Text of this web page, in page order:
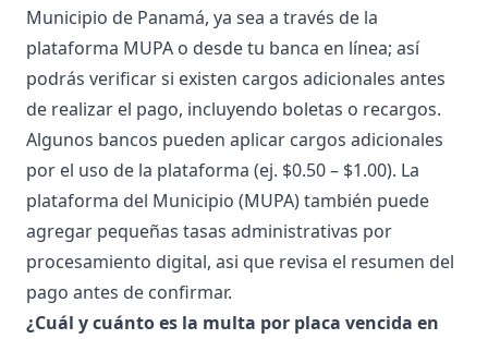
Municipio de Panamá, ya sea a través de la
plataforma MUPA o desde tu banca en línea; así
podrás verificar si existen cargos adicionales antes
de realizar el pago, incluyendo boletas o recargos.
Algunos bancos pueden aplicar cargos adicionales
por el uso de la plataforma (ej. $0.50 – $1.00). La
plataforma del Municipio (MUPA) también puede
agregar pequeñas tasas administrativas por
procesamiento digital, asi que revisa el resumen del
pago antes de confirmar.
¿Cuál y cuánto es la multa por placa vencida en